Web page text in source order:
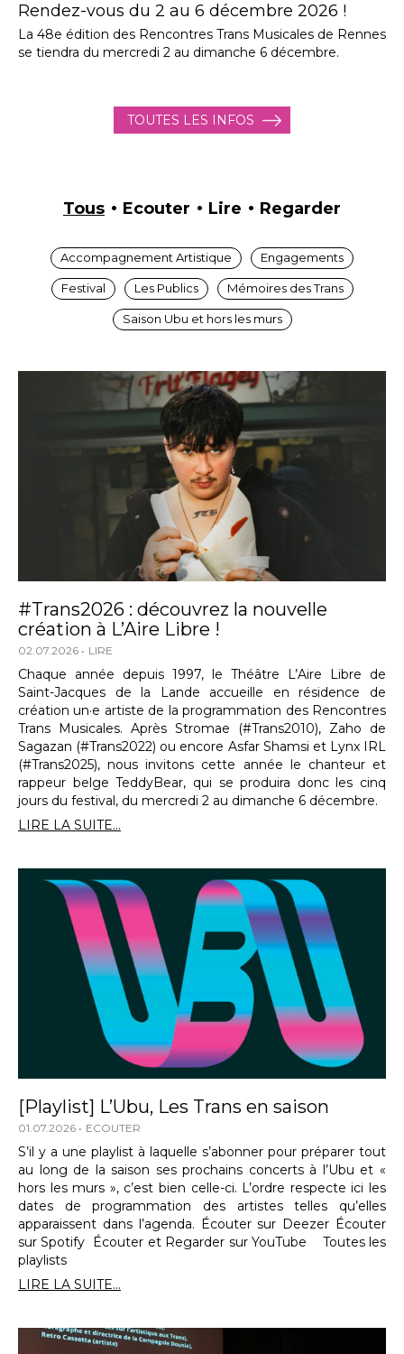
Rendez-vous du 2 au 6 décembre 2026 !
La 48e édition des Rencontres Trans Musicales de Rennes
se tiendra du mercredi 2 au dimanche 6 décembre.
TOUTES LES INFOS
Tous Ecouter Lire Regarder
Accompagnement Artistique Engagements
Festival Les Publics Mémoires des Trans
Saison Ubu et hors les murs
#Trans2026 : découvrez la nouvelle
création à L’Aire Libre !
02.07.2026 LIRE
Chaque année depuis 1997, le Théâtre L’Aire Libre de
Saint-Jacques de la Lande accueille en résidence de
création un·e artiste de la programmation des Rencontres
Trans Musicales. Après Stromae (#Trans2010), Zaho de
Sagazan (#Trans2022) ou encore Asfar Shamsi et Lynx IRL
(#Trans2025), nous invitons cette année le chanteur et
rappeur belge TeddyBear, qui se produira donc les cinq
jours du festival, du mercredi 2 au dimanche 6 décembre.
LIRE LA SUITE...
[Playlist] L’Ubu, Les Trans en saison
01.07.2026 ECOUTER
S’il y a une playlist à laquelle s’abonner pour préparer tout
au long de la saison ses prochains concerts à l’Ubu et «
hors les murs », c’est bien celle-ci. L’ordre respecte ici les
dates de programmation des artistes telles qu’elles
apparaissent dans l’agenda. Écouter sur Deezer Écouter
sur Spotify Écouter et Regarder sur YouTube Toutes les
playlists
LIRE LA SUITE...